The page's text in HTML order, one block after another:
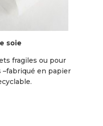
soie
fragiles ou pour
en papier